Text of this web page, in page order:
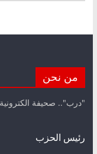
من نحن
"درب".. صحيفة
رئيس الحزب